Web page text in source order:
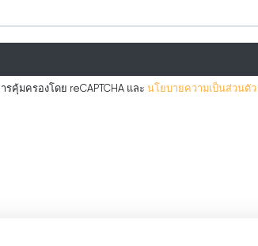
รคุ้มครองโดย reCAPTCHA และ นโยบายความเป็นส่วนตัว